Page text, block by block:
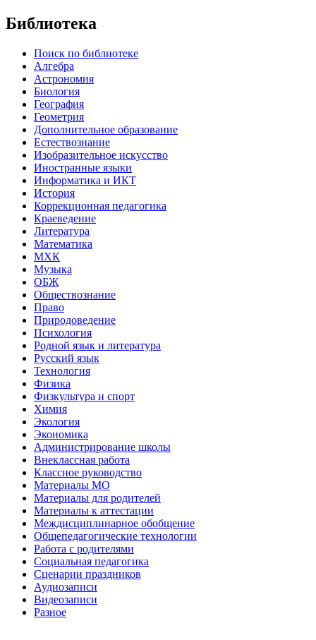
Библиотека
Поиск по библиотеке
Алгебра
Астрономия
Биология
География
Геометрия
Дополнительное образование
Естествознание
Изобразительное искусство
Иностранные языки
Информатика и ИКТ
История
Коррекционная педагогика
Краеведение
Литература
Математика
МХК
Музыка
ОБЖ
Обществознание
Право
Природоведение
Психология
Родной язык и литература
Русский язык
Технология
Физика
Физкультура и спорт
Химия
Экология
Экономика
Администрирование школы
Внеклассная работа
Классное руководство
Материалы МО
Материалы для родителей
Материалы к аттестации
Междисциплинарное обобщение
Общепедагогические технологии
Работа с родителями
Социальная педагогика
Сценарии праздников
Аудиозаписи
Видеозаписи
Разное